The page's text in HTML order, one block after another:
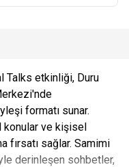
Talks etkinliği, Duru
formatı sunar.
konular ve kişisel
fırsatı sağlar. Samimi
derinleşen sohbetler,